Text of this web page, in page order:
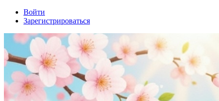
Войти
Зарегистрироваться